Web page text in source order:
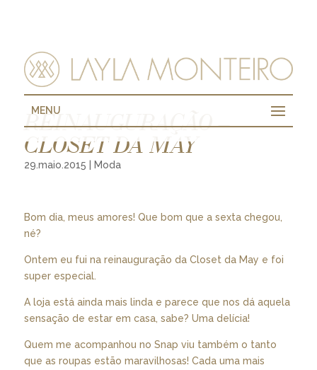
MENU
REINAUGURAÇÃO –
CLOSET DA MAY
29.maio.2015 Moda
Bom dia, meus amores! Que bom que a sexta chegou,
né?
Ontem eu fui na reinauguração da Closet da May e foi
super especial.
A loja está ainda mais linda e parece que nos dá aquela
sensação de estar em casa, sabe? Uma delícia!
Quem me acompanhou no Snap viu também o tanto
que as roupas estão maravilhosas! Cada uma mais